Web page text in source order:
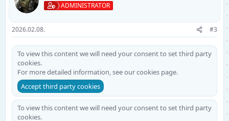
ADMINISTRATOR
2026.02.08. #3
To view this content we will need your consent to set third party
cookies.
For more detailed information, see ourcookies page.
Accept third party cookies
To view this content we will need your consent to set third party
cookies.